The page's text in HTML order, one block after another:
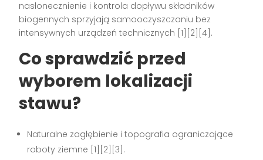
nasłonecznienie i kontrola dopływu składników
biogennych sprzyjają samooczyszczaniu bez
intensywnych urządzeń technicznych [1][2][4].
Co sprawdzić przed
wyborem lokalizacji
stawu?
Naturalne zagłębienie i topografia ograniczające
roboty ziemne [1][2][3].